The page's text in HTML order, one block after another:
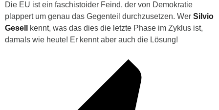
Die EU ist ein faschistoider Feind, der von Demokratie
plappert um genau das Gegenteil durchzusetzen. Wer Silvio
Gesell
kennt, was das dies die letzte Phase im Zyklus ist,
damals wie heute! Er kennt aber auch die Lösung!